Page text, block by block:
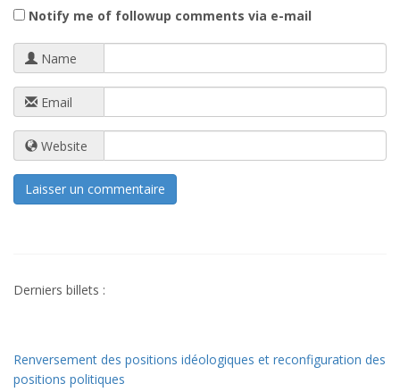
Notify me of followup comments via e-mail
Name
Email
Website
Derniers billets :
Renversement des positions idéologiques et reconfiguration des
positions politiques